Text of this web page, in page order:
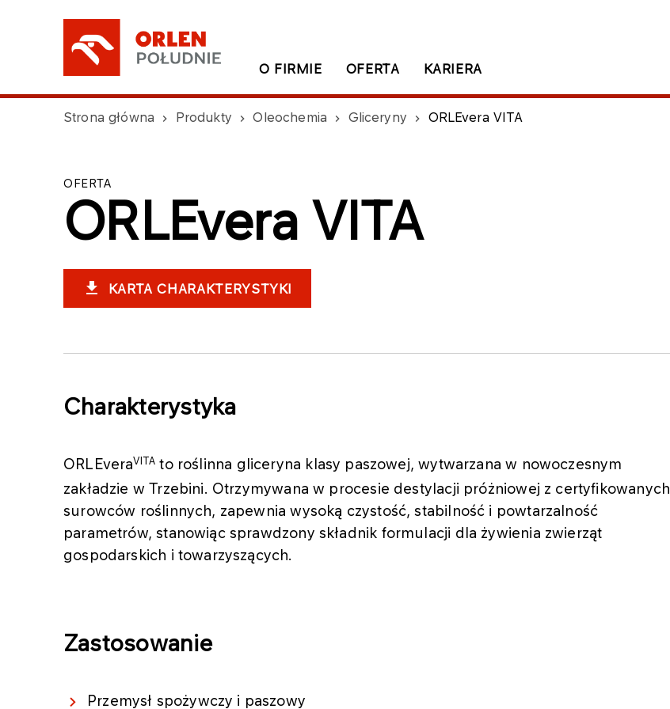
O FIRMIE OFERTA KARIERA
Strona główna Produkty Oleochemia Gliceryny ORLEvera VITA
OFERTA
ORLEvera VITA
KARTA CHARAKTERYSTYKI
Charakterystyka
ORLEveraVITA to roślinna gliceryna klasy paszowej, wytwarzana w nowoczesnym
zakładzie w Trzebini. Otrzymywana w procesie destylacji próżniowej z certyfikowanych
surowców roślinnych, zapewnia wysoką czystość, stabilność i powtarzalność
parametrów, stanowiąc sprawdzony składnik formulacji dla żywienia zwierząt
gospodarskich i towarzyszących.
Zastosowanie
Przemysł spożywczy i paszowy